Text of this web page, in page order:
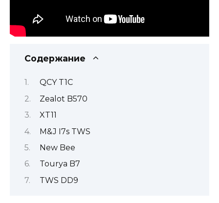
Содержание
QCY T1C
Zealot B570
XT11
M&J I7s TWS
New Bee
Tourya B7
TWS DD9